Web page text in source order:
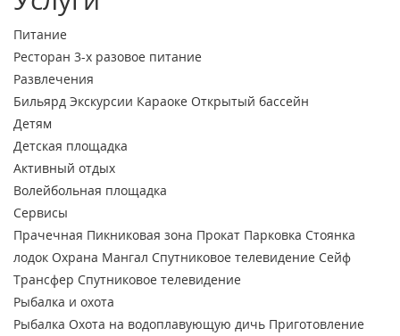
Питание
Ресторан 3-х разовое питание
Развлечения
Бильярд Экскурсии Караоке Открытый бассейн
Детям
Детская площадка
Активный отдых
Волейбольная площадка
Сервисы
Прачечная Пикниковая зона Прокат Парковка Стоянка
лодок Охрана Мангал Спутниковое телевидение Сейф
Трансфер Спутниковое телевидение
Рыбалка и охота
Рыбалка Охота на водоплавующую дичь Приготовление